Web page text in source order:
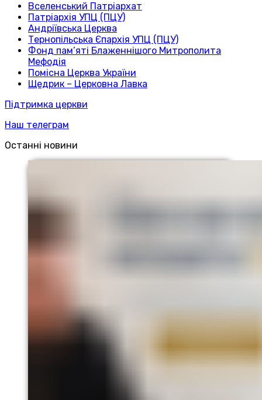
Вселенський Патріархат
Патріархія УПЦ (ПЦУ)
Андріївська Церква
Тернопільська Єпархія УПЦ (ПЦУ)
Фонд пам’яті Блаженнішого Митрополита
Мефодія
Помісна Церква України
Щедрик – Церковна Лавка
Підтримка церкви
Наш телеграм
Останні новини